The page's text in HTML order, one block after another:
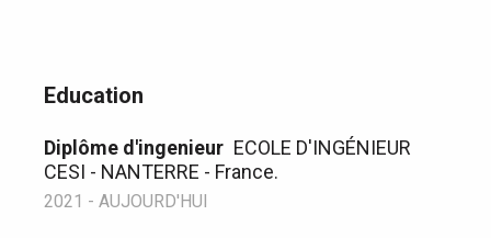
Education
Diplôme d'ingenieur ECOLE D'INGÉNIEUR
CESI - NANTERRE - France.
2021 - AUJOURD'HUI